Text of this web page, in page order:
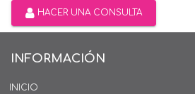
HACER UNA CONSULTA
INFORMACIÓN
INICIO